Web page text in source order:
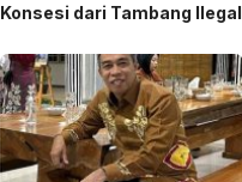
Konsesi dari Tambang Ilegal